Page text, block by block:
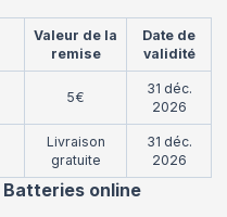
Valeur de la
remise
Date de
validité
5€
31 déc.
2026
Livraison
gratuite
31 déc.
2026
Batteries online